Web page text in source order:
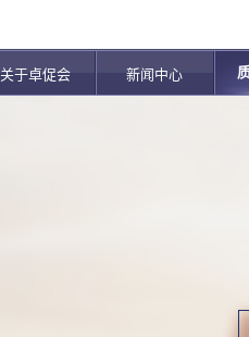
关于卓促会 新闻中心